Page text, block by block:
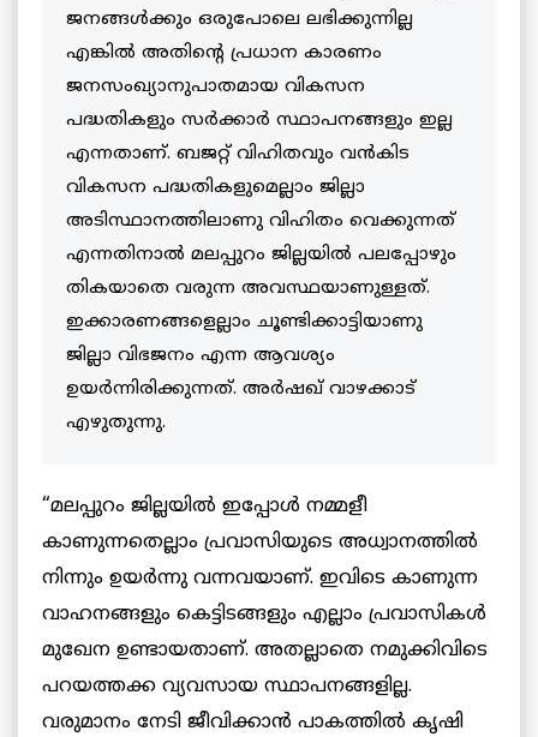
ജനങ്ങൾക്കും ഒരുപോലെ ലഭിക്കുന്നില്ല
എങ്കിൽ അതിന്റെ പ്രധാന കാരണം
ജനസംഖ്യാനുപാതമായ വികസന
പദ്ധതികളും സർക്കാർ സ്ഥാപനങ്ങളും ഇല്ല
എന്നതാണ്. ബജറ്റ്‌ വിഹിതവും വൻകിട
വികസന പദ്ധതികളുമെല്ലാം ജില്ലാ
അടിസ്ഥാനത്തിലാണു വിഹിതം വെക്കുന്നത്
എന്നതിനാൽ മലപ്പുറം ജില്ലയിൽ പലപ്പോഴും
തികയാതെ വരുന്ന അവസ്ഥയാണുള്ളത്.
ഇക്കാരണങ്ങളെല്ലാം ചൂണ്ടിക്കാട്ടിയാണു
ജില്ലാ വിഭജനം എന്ന ആവശ്യം
ഉയർന്നിരിക്കുന്നത്. അര്‍ഷഖ് വാഴക്കാട്
എഴുതുന്നു.
“മലപ്പുറം ജില്ലയില്‍ ഇപ്പോള്‍ നമ്മളീ
കാണുന്നതെല്ലാം പ്രവാസിയുടെ അധ്വാനത്തില്‍
നിന്നും ഉയര്‍ന്നു വന്നവയാണ്. ഇവിടെ കാണുന്ന
വാഹനങ്ങളും കെട്ടിടങ്ങളും എല്ലാം പ്രവാസികള്‍
മുഖേന ഉണ്ടായതാണ്. അതല്ലാതെ നമുക്കിവിടെ
പറയത്തക്ക വ്യവസായ സ്ഥാപനങ്ങളില്ല.
വരുമാനം നേടി ജീവിക്കാന്‍ പാകത്തില്‍ കൃഷി